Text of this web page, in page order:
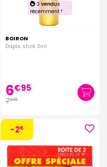
3 vendus
récemment !
BOIRON
Dapis stick 3ml
6€95
7€95
-2€